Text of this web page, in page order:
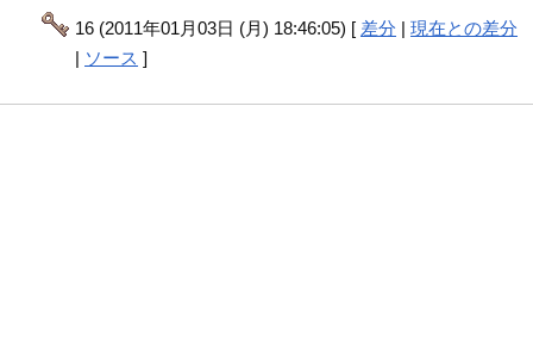
16 (2011年01月03日 (月) 18:46:05) [ 差分 |現在との差分
| ソース ]